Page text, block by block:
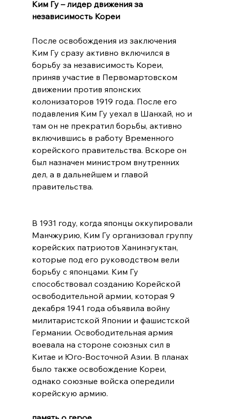
Ким Гу – лидер движения за
независимость Кореи
После освобождения из заключения
Ким Гу сразу активно включился в
борьбу за независимость Кореи,
приняв участие в Первомартовском
движении против японских
колонизаторов 1919 года. После его
подавления Ким Гу уехал в Шанхай, но и
там он не прекратил борьбы, активно
включившись в работу Временного
корейского правительства. Вскоре он
был назначен министром внутренних
дел, а в дальнейшем и главой
правительства.
В 1931 году, когда японцы оккупировали
Манчжурию, Ким Гу организовал группу
корейских патриотов Ханинэгуктан,
которые под его руководством вели
борьбу с японцами. Ким Гу
способствовал созданию Корейской
освободительной армии, которая 9
декабря 1941 года объявила войну
милитаристской Японии и фашистской
Германии. Освободительная армия
воевала на стороне союзных сил в
Китае и Юго-Восточной Азии. В планах
было также освобождение Кореи,
однако союзные войска опередили
корейскую армию.